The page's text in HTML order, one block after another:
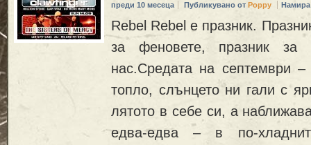
преди 10 месеца Публикувано от Poppy
Rebel Rebel е празник.
за феновете, празник за
нас.Средата на септември
топло, слънцето ни гали с
лятото в себе си, а
едва-едва – в по-